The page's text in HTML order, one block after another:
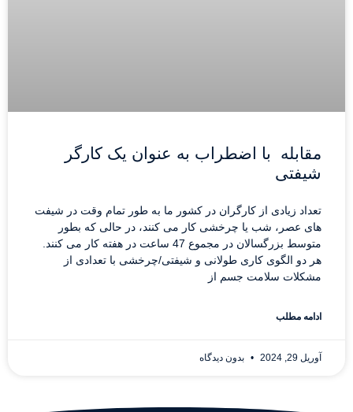
مقابله با اضطراب به عنوان یک کارگر
شیفتی
تعداد زیادی از کارگران در کشور ما به طور تمام وقت در شیفت
های عصر، شب یا چرخشی کار می کنند، در حالی که بطور
متوسط ​​بزرگسالان در مجموع 47 ساعت در هفته کار می کنند.
هر دو الگوی کاری طولانی و شیفتی/چرخشی با تعدادی از
مشکلات سلامت جسم از
ادامه مطلب
آوریل 29, 2024 بدون دیدگاه